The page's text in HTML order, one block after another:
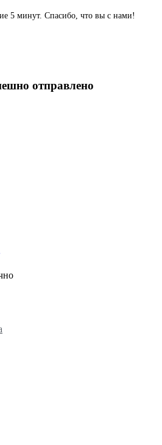
5 минут. Спасибо, что вы с нами!
отправлено